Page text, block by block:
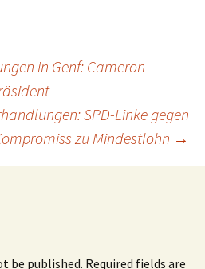
in Genf: Cameron
SPD-Linke gegen
zu Mindestlohn →
be published. Required fields are